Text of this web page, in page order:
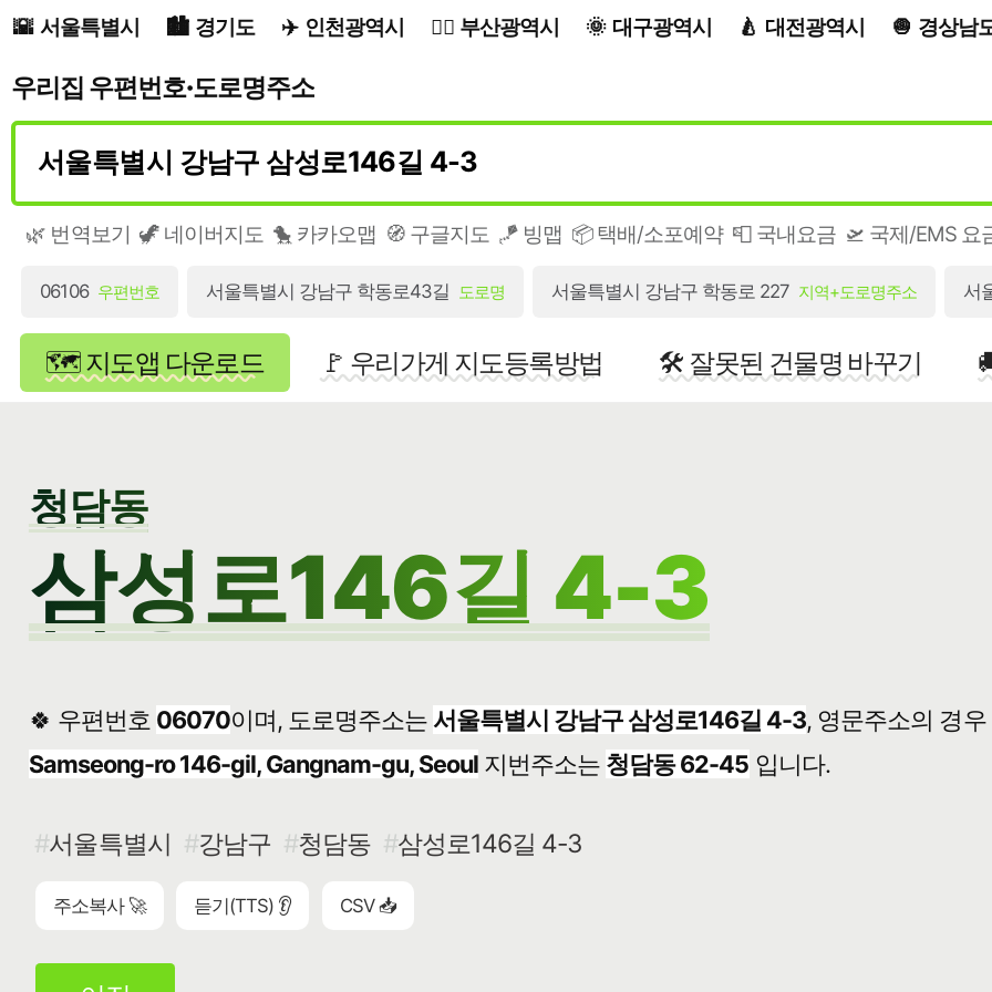
서울특별시 경기도 인천광역시 부산광역시 대구광역시 대전광역시 경상남
우리집 우편번호·도로명주소
🌿 번역보기 🦖 네이버지도 🐤 카카오맵 🧭 구글지도 🪁 빙맵 📦 택배/소포예약 📮 국내요금 🛫 국제/EMS 요
06106 우편번호 서울특별시 강남구 학동로43길 도로명 서울특별시 강남구 학동로 227 지역+도로명주소 서
🗺️ 지도앱 다운로드 🚩 우리가게 지도등록방법 🛠️ 잘못된 건물명 바꾸기
청담동
삼성로146길 4-3
🍀 우편번호 06070이며, 도로명주소는 서울특별시 강남구 삼성로146길 4-3, 영문주소의 경우
Samseong-ro 146-gil, Gangnam-gu, Seoul 지번주소는 청담동 62-45 입니다.
서울특별시 강남구 청담동 삼성로146길 4-3
주소복사 🚀 듣기(TTS) 👂 CSV 📥